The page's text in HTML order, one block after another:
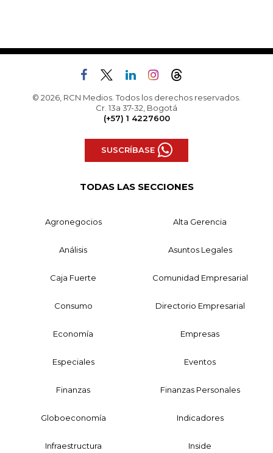
© 2026, RCN Medios. Todos los derechos reservados.
Cr. 13a 37-32, Bogotá
(+57) 1 4227600
SUSCRÍBASE
TODAS LAS SECCIONES
Agronegocios Alta Gerencia
Análisis Asuntos Legales
Caja Fuerte Comunidad Empresarial
Consumo Directorio Empresarial
Economía Empresas
Especiales Eventos
Finanzas Finanzas Personales
Globoeconomía Indicadores
Infraestructura Inside